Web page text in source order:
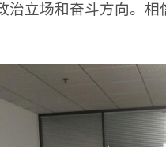
治立场和奋斗方向。